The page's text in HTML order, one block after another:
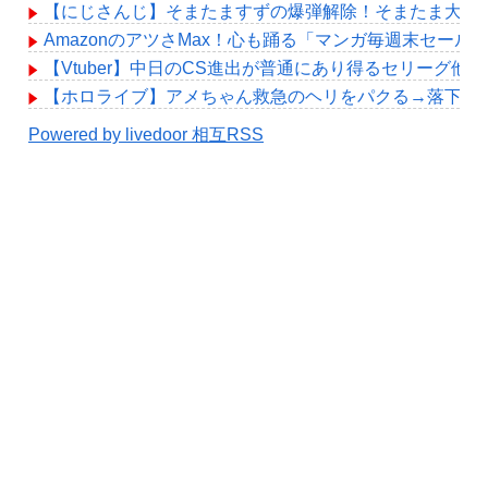
【にじさんじ】そまたますずの爆弾解除！そまたま大げ
AmazonのアツさMax！心も踊る「マンガ毎週末セール
【Vtuber】中日のCS進出が普通にあり得るセリーグ他
【ホロライブ】アメちゃん救急のヘリをパクる→落下【
Powered by livedoor 相互RSS